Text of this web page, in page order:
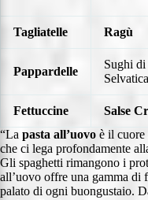
Tagliatelle Ragù
Pappardelle
Sughi di
Fettuccine Salse
“La pasta all’uovo è il cuore
che ci lega profondamente
Gli spaghetti rimangono i
all’uovo offre una gamma di
palato di ogni buongustaio.